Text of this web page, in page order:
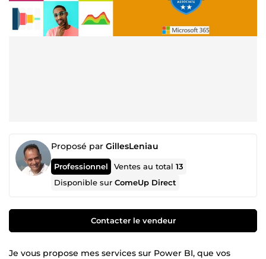
Proposé par GillesLeniau
Professionnel Ventes au total13
Disponible surComeUp Direct
Contacter le vendeur
Je vous propose mes services sur Power BI, que vos